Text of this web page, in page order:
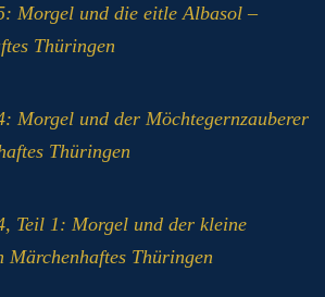
Morgel und die eitle Albasol –
Thüringen
Morgel und der Möchtegernzauberer
Thüringen
Teil 1: Morgel und der kleine
Thüringen